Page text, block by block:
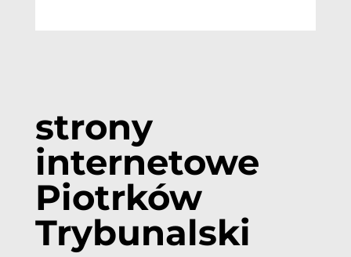
strony
internetowe
Piotrków
Trybunalski